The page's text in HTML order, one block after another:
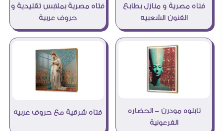
فتاه مصرية و منازل بطابع
الفنون الشعبيه
فتاه مصرية بملابس تقليدية و
حروف عربية
تابلوه مودرن – الحضاره
الفرعونية
فتاه شرقية مع حروف عربيه